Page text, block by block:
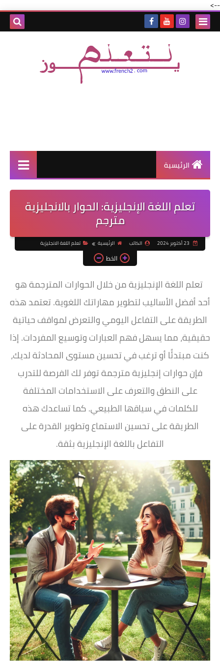
-->
الرئيسية
تعلم اللغة الإنجليزية: الحوار بالانجليزية
مترجم
الكاتب الرئيسية تعلم اللغة الانجليزية
الخط
تعلم اللغة الإنجليزية من خلال الحوارات المترجمة هو
أحد أفضل الأساليب لتطوير مهاراتك اللغوية. تعتمد هذه
الطريقة على التفاعل اليومي والتعرض لمواقف حياتية
حقيقية، مما يسهل فهم العبارات وتوسيع المفردات. إذا
كنت مبتدئًا أو ترغب في تحسين مستوى المحادثة لديك،
فإن حوارات إنجليزية مترجمة توفر لك الفرصة للتدرب
على النطق والتعرف على الاستخدامات المختلفة
للكلمات في سياقها الطبيعي. كما تساعدك هذه
الطريقة على تحسين الاستماع وتطوير القدرة على
التفاعل باللغة الإنجليزية بثقة.